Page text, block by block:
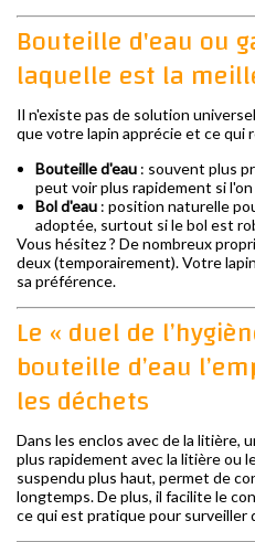
Bouteille d'eau ou
laquelle est la
Il n'existe pas de solution
que votre lapin apprécie et ce qui
Bouteille d'eau : souvent plus
peut voir plus rapidement si
Bol d'eau : position naturelle
adoptée, surtout si le bol est
Vous hésitez ? De nombreux
deux (temporairement). Votre
sa préférence.
Le « duel de
bouteille d’eau
les déchets
Dans les enclos avec de la litière,
plus rapidement avec la litière ou
suspendu plus haut, permet de
longtemps. De plus, il facilite le
ce qui est pratique pour surveiller